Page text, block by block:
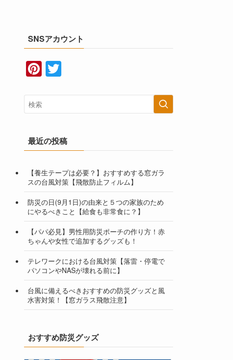
SNSアカウント
Pi
er
e
st
tt
er
最近の投稿
【養生テープは必要？】おすすめする窓ガラ
スの台風対策【飛散防止フィルム】
防災の日(9月1日)の由来と５つの家族のため
にやるべきこと【給食も非常食に？】
【パパ必見】男性用防災ポーチの作り方！赤
ちゃんや女性で追加するグッズも！
テレワークにおける台風対策【落雷・停電で
パソコンやNASが壊れる前に】
台風に備えるべきおすすめの防災グッズと風
水害対策！【窓ガラス飛散注意】
おすすめ防災グッズ